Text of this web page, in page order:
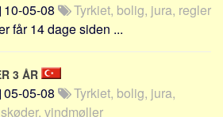
10-05-08
Tyrkiet, bolig, jura, regler
får 14 dage siden ...
3 ÅR
05-05-08
Tyrkiet, bolig, jura,
vindmøller